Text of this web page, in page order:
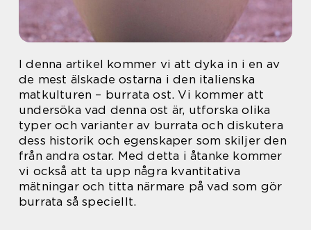
I denna artikel kommer vi att dyka in i en av
de mest älskade ostarna i den italienska
matkulturen – burrata ost. Vi kommer att
undersöka vad denna ost är, utforska olika
typer och varianter av burrata och diskutera
dess historik och egenskaper som skiljer den
från andra ostar. Med detta i åtanke kommer
vi också att ta upp några kvantitativa
mätningar och titta närmare på vad som gör
burrata så speciellt.